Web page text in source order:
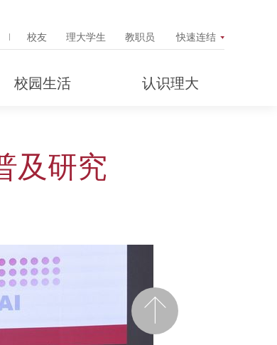
校友 理大学生 教职员 快速连结
校园生活 认识理大
及研究
前一页